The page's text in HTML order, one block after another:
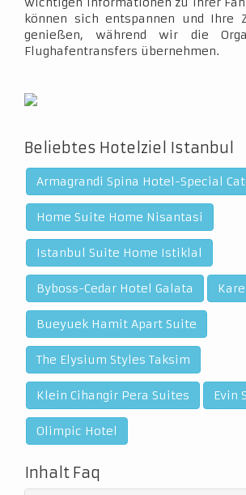
können sich entspannen und Ihre
genießen, während wir die
Flughafentransfers übernehmen.
Beliebtes Hotelziel Istanbul
Armagrandi Spina Hotel-Special
Home Suite Home Nisantasi
Istanbul Suite Home Istiklal
Byboss-Cedar Hotel Galata
Bueyuek Hamit Apart Suite
The Elysium Styles Taksim
Klein Cihangir Pera Suites Evin
Olimpic Hotel
Inhalt Faq